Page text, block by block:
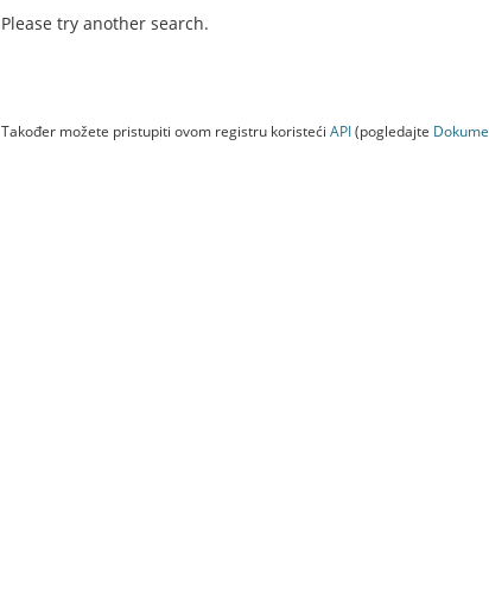
Please try another search.
Također možete pristupiti ovom registru koristeći API(pogledajte